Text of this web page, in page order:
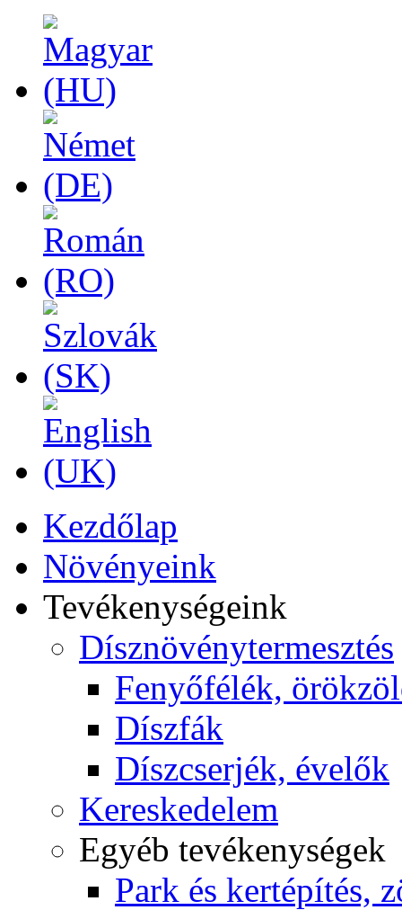
Kezdőlap
Növényeink
Tevékenységeink
Dísznövénytermesztés
Fenyőfélék,
Díszfák
Díszcserjék, évelők
Kereskedelem
Egyéb tevékenységek
Park és kertépítés,